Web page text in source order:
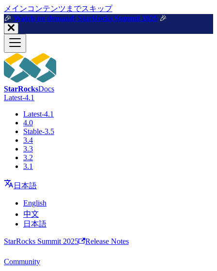
メインコンテンツまでスキップ
🎉️ Watch on demand: StarRocks Summit 2025 🎉️
StarRocksDocs
Latest-4.1
Latest-4.1
4.0
Stable-3.5
3.4
3.3
3.2
3.1
日本語
English
中文
日本語
StarRocks Summit 2025 Release Notes
Community